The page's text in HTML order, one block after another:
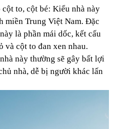
to, cột bé: Kiểu nhà này
miền Trung Việt Nam. Đặc
là phần mái dốc, kết cấu
và cột to đan xen nhau.
này thường sẽ gây bất lợi
nhà, dễ bị người khác lấn